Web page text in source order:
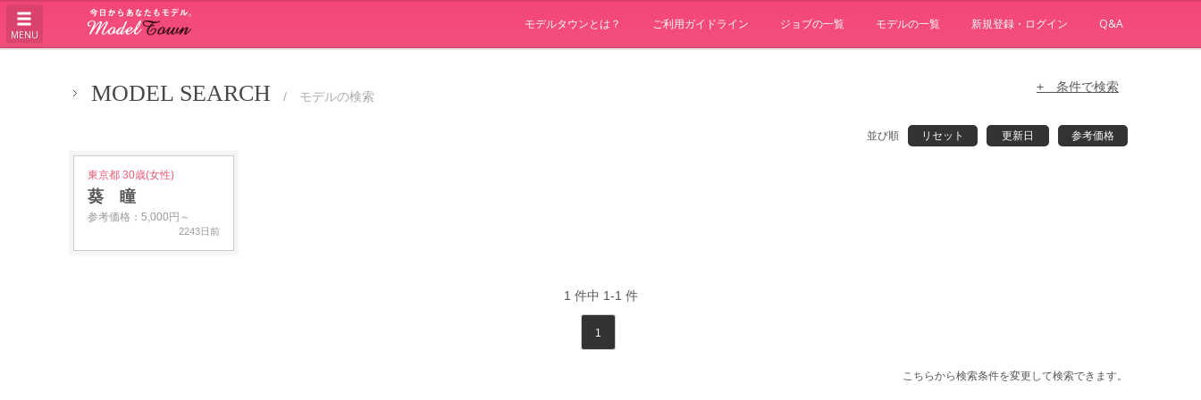
MENU
モデルタウンとは？ ご利用ガイドライン ジョブの一覧 モデルの一覧 新規登録・ログイン Q&A
MODEL SEARCH / モデルの検索
+ 条件で検索
並び順 リセット 更新日 参考価格
東京都 30歳(女性)
葵 瞳
参考価格：5,000円～
2243日前
1 件中 1-1 件
1
こちらから検索条件を変更して検索できます。